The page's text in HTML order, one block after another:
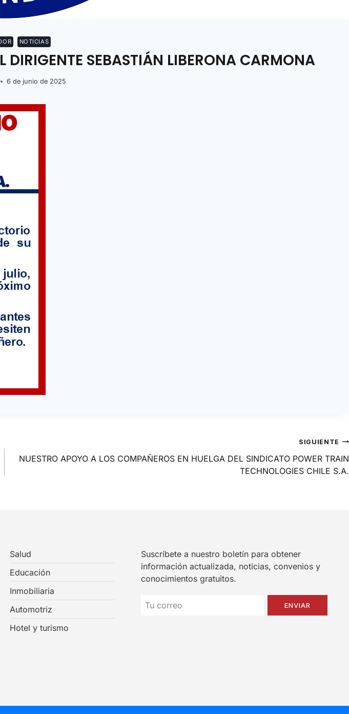
NOTICIAS
SEBASTIÁN LIBERONA CARMONA
6 de junio de 2025
SIGUIENTE
NUESTRO APOYO A LOS COMPAÑEROS EN HUELGA DEL SINDICATO POWER TRAIN
TECHNOLOGIES CHILE S.A.
Salud
Educación
Inmobiliaria
Automotriz
Hotel y turismo
Suscríbete a nuestro boletín para obtener
información actualizada, noticias, convenios y
conocimientos gratuitos.
ENVIAR